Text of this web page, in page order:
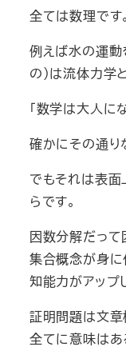
全ては数理です。
例えば水の運動
の）は流体力学
「数学は大人に
確かにその通り
でもそれは表
らです。
因数分解だって
集合概念が身に
知能力がアップ
証明問題は文章
全てに意味はあ